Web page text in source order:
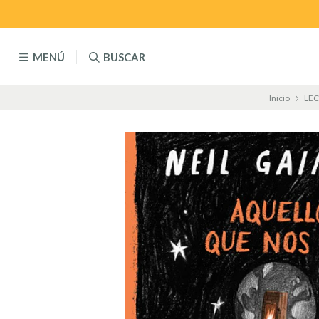
MENÚ BUSCAR
Inicio